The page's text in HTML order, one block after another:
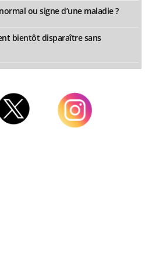
ou signe d’une maladie ?
bientôt disparaître sans